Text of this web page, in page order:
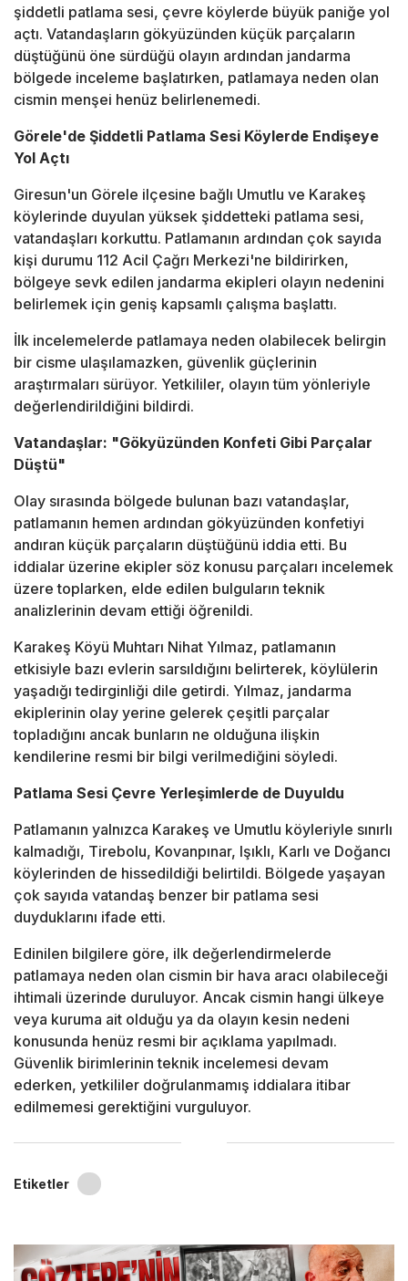
şiddetli patlama sesi, çevre köylerde büyük paniğe yol
açtı. Vatandaşların gökyüzünden küçük parçaların
düştüğünü öne sürdüğü olayın ardından jandarma
bölgede inceleme başlatırken, patlamaya neden olan
cismin menşei henüz belirlenemedi.
Görele'de Şiddetli Patlama Sesi Köylerde Endişeye
Yol Açtı
Giresun'un Görele ilçesine bağlı Umutlu ve Karakeş
köylerinde duyulan yüksek şiddetteki patlama sesi,
vatandaşları korkuttu. Patlamanın ardından çok sayıda
kişi durumu 112 Acil Çağrı Merkezi'ne bildirirken,
bölgeye sevk edilen jandarma ekipleri olayın nedenini
belirlemek için geniş kapsamlı çalışma başlattı.
İlk incelemelerde patlamaya neden olabilecek belirgin
bir cisme ulaşılamazken, güvenlik güçlerinin
araştırmaları sürüyor. Yetkililer, olayın tüm yönleriyle
değerlendirildiğini bildirdi.
Vatandaşlar: "Gökyüzünden Konfeti Gibi Parçalar
Düştü"
Olay sırasında bölgede bulunan bazı vatandaşlar,
patlamanın hemen ardından gökyüzünden konfetiyi
andıran küçük parçaların düştüğünü iddia etti. Bu
iddialar üzerine ekipler söz konusu parçaları incelemek
üzere toplarken, elde edilen bulguların teknik
analizlerinin devam ettiği öğrenildi.
Karakeş Köyü Muhtarı Nihat Yılmaz, patlamanın
etkisiyle bazı evlerin sarsıldığını belirterek, köylülerin
yaşadığı tedirginliği dile getirdi. Yılmaz, jandarma
ekiplerinin olay yerine gelerek çeşitli parçalar
topladığını ancak bunların ne olduğuna ilişkin
kendilerine resmi bir bilgi verilmediğini söyledi.
Patlama Sesi Çevre Yerleşimlerde de Duyuldu
Patlamanın yalnızca Karakeş ve Umutlu köyleriyle sınırlı
kalmadığı, Tirebolu, Kovanpınar, Işıklı, Karlı ve Doğancı
köylerinden de hissedildiği belirtildi. Bölgede yaşayan
çok sayıda vatandaş benzer bir patlama sesi
duyduklarını ifade etti.
Edinilen bilgilere göre, ilk değerlendirmelerde
patlamaya neden olan cismin bir hava aracı olabileceği
ihtimali üzerinde duruluyor. Ancak cismin hangi ülkeye
veya kuruma ait olduğu ya da olayın kesin nedeni
konusunda henüz resmi bir açıklama yapılmadı.
Güvenlik birimlerinin teknik incelemesi devam
ederken, yetkililer doğrulanmamış iddialara itibar
edilmemesi gerektiğini vurguluyor.
Etiketler